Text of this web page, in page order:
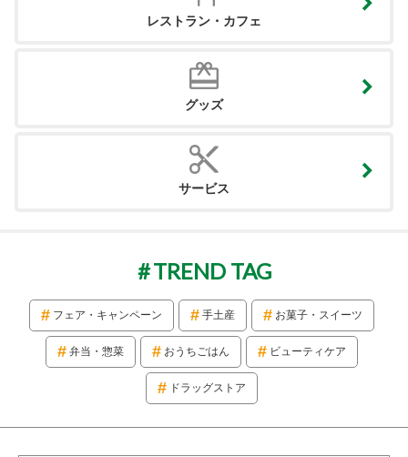
レストラン・カフェ
グッズ
サービス
TREND TAG
フェア・キャンペーン 手土産 お菓子・スイーツ
弁当・惣菜 おうちごはん ビューティケア
ドラッグストア